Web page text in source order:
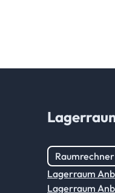
Raumrechner
Lagerraum
Lagerraum